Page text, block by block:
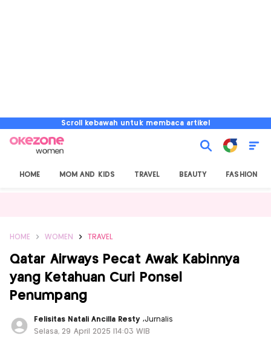
Scroll kebawah untuk membaca artikel
HOME MOM AND KIDS TRAVEL BEAUTY FASHION
HOME WOMEN TRAVEL
Qatar Airways Pecat Awak Kabinnya
yang Ketahuan Curi Ponsel
Penumpang
Felisitas Natali Ancilla Resty ,Jurnalis
Selasa, 29 April 2025 |14:03 WIB